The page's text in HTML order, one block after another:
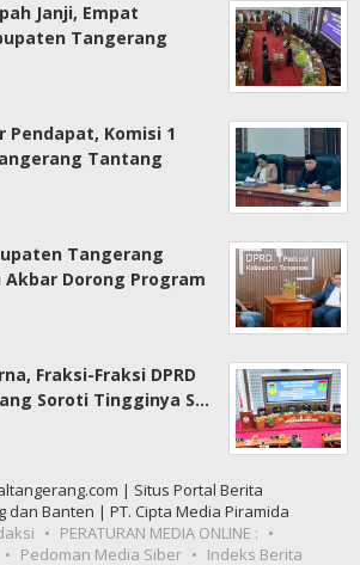
Janji, Empat
Tangerang
Pendapat, Komisi 1
Tantang
Tangerang
Akbar Dorong Program
Fraksi-Fraksi DPRD
Soroti Tingginya S…
| Situs Portal Berita
Banten | PT. Cipta Media Piramida
PERATURAN MEDIA ONLINE :
Pedoman Media Siber Indeks Berita